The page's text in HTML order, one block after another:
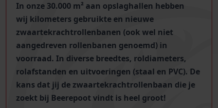
In onze 30.000 m² aan opslaghallen hebben
wij kilometers gebruikte en nieuwe
zwaartekrachtrollenbanen (ook wel niet
aangedreven rollenbanen genoemd) in
voorraad. In diverse breedtes, roldiameters,
rolafstanden en uitvoeringen (staal en PVC). De
kans dat jij de zwaartekrachtrollenbaan die je
zoekt bij Beerepoot vindt is heel groot!